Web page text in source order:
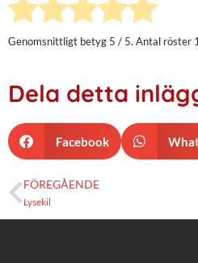
Genomsnittligt betyg 5 / 5. Antal röster 1
Dela detta
Facebook
FÖREGÅENDE
Lysekil